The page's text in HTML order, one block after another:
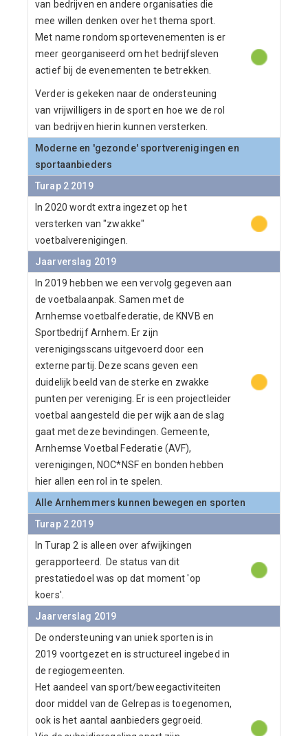
van bedrijven en andere organisaties die
mee willen denken over het thema sport.
Met name rondom sportevenementen is er
meer georganiseerd om het bedrijfsleven
actief bij de evenementen te betrekken.
Verder is gekeken naar de ondersteuning
van vrijwilligers in de sport en hoe we de rol
van bedrijven hierin kunnen versterken.
Moderne en 'gezonde' sportverenigingen en
sportaanbieders
Turap 2 2019
In 2020 wordt extra ingezet op het
versterken van "zwakke"
voetbalverenigingen.
Jaarverslag 2019
In 2019 hebben we een vervolg gegeven aan
de voetbalaanpak. Samen met de
Arnhemse voetbalfederatie, de KNVB en
Sportbedrijf Arnhem. Er zijn
verenigingsscans uitgevoerd door een
externe partij. Deze scans geven een
duidelijk beeld van de sterke en zwakke
punten per vereniging. Er is een projectleider
voetbal aangesteld die per wijk aan de slag
gaat met deze bevindingen. Gemeente,
Arnhemse Voetbal Federatie (AVF),
verenigingen, NOC*NSF en bonden hebben
hier allen een rol in te spelen.
Alle Arnhemmers kunnen bewegen en sporten
Turap 2 2019
In Turap 2 is alleen over afwijkingen
gerapporteerd. De status van dit
prestatiedoel was op dat moment 'op
koers'.
Jaarverslag 2019
De ondersteuning van uniek sporten is in
2019 voortgezet en is structureel ingebed in
de regiogemeenten.
Het aandeel van sport/beweegactiviteiten
door middel van de Gelrepas is toegenomen,
ook is het aantal aanbieders gegroeid.